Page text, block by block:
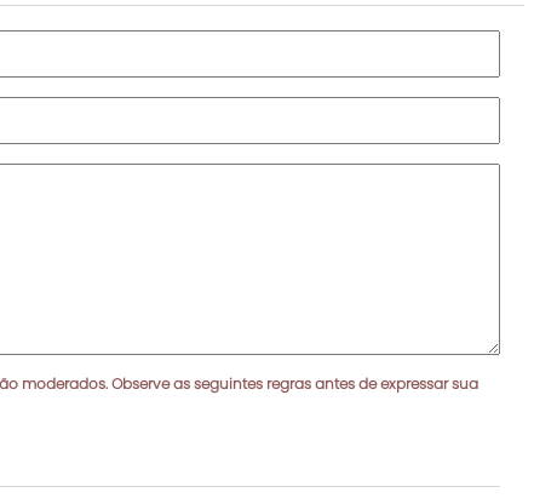
moderados. Observe as seguintes regras antes de expressar sua